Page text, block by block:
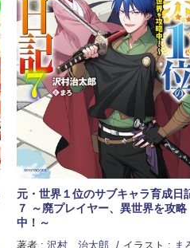
元・世界１位のサブキャラ育成日
７ ～廃プレイヤー、異世界を攻略
中！～
著者 : 沢村 治太郎 イラスト : ま